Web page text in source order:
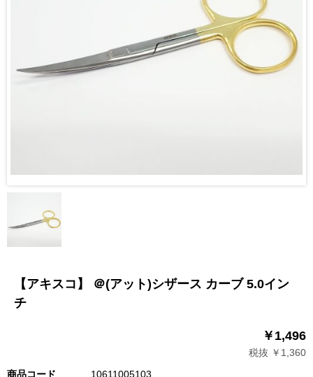
【アキスコ】 ＠(アット)シザース カーブ 5.0イン
チ
￥1,496
税抜 ￥1,360
商品コード
10611005103